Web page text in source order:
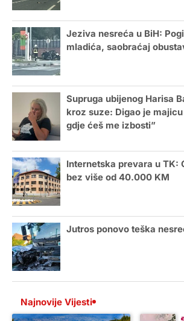
Jeziva nesreća u BiH:
mladića, saobraćaj
Supruga ubijenog Harisa
kroz suze: Digao je
gdje ćeš me izbosti”
Internetska prevara u TK:
bez više od 40.000 KM
Jutros ponovo teška
Najnovije Vijesti